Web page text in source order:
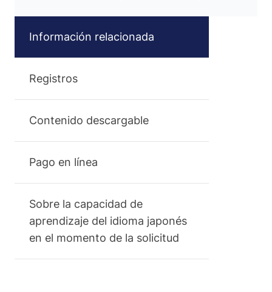
Información relacionada
Registros
Contenido descargable
Pago en línea
Sobre la capacidad de
aprendizaje del idioma japonés
en el momento de la solicitud